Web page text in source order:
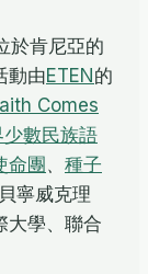
於肯尼亞的
動由ETEN的
Comes
少數民族語
命團、 種子
貝寧威克理
大學、聯合